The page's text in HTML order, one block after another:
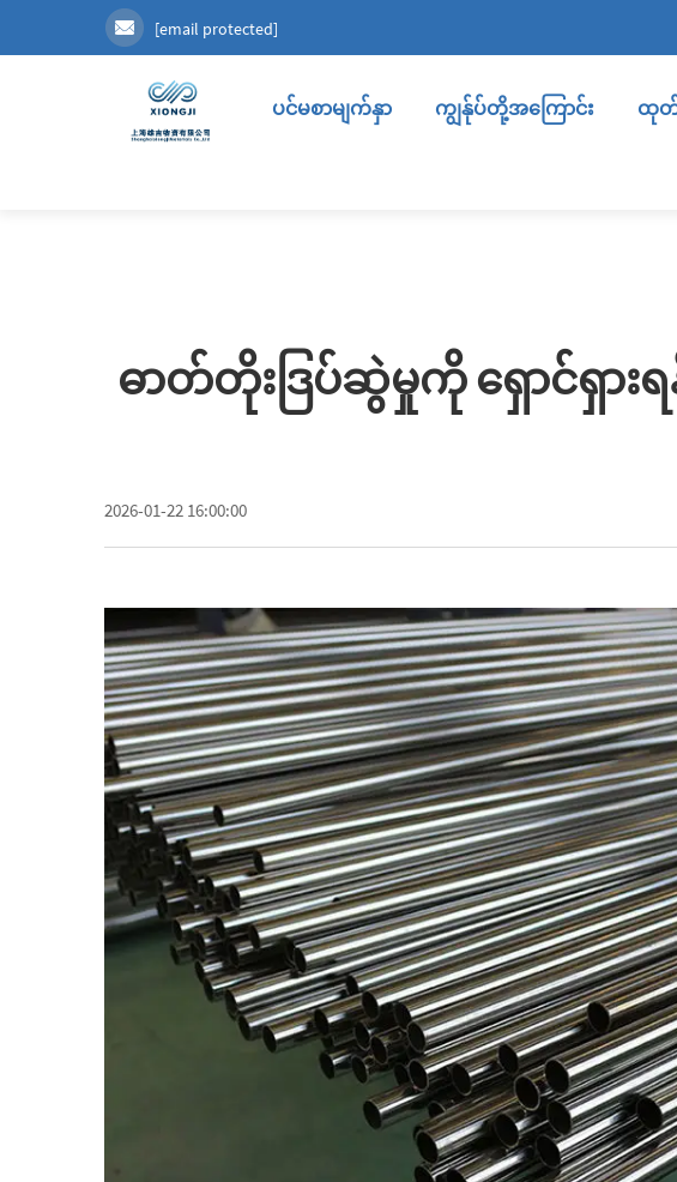
[email protected]
ပင်မစာမျက်နှာ ကျွန်ုပ်တို့အကြောင်း ထုတ်
ဓာတ်တိုးဒြပ်ဆွဲမှုကို ရှောင်ရှာ
2026-01-22 16:00:00